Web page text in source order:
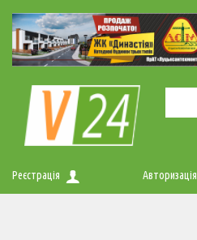
Реєстрація Авторизація